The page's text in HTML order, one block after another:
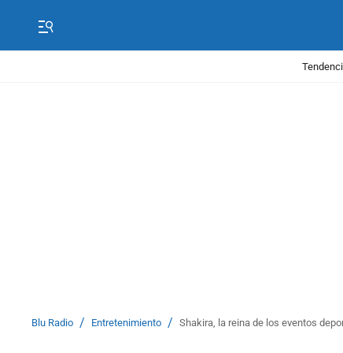
Blu Radio / Entretenimiento / Shakira, la reina de los eventos